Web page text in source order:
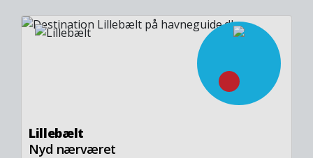
Image
Lillebælt
Nyd nærværet